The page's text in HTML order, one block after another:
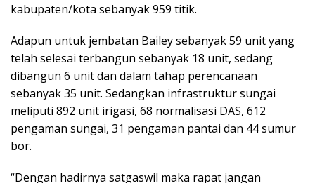
kabupaten/kota sebanyak 959 titik.
Adapun untuk jembatan Bailey sebanyak 59 unit yang
telah selesai terbangun sebanyak 18 unit, sedang
dibangun 6 unit dan dalam tahap perencanaan
sebanyak 35 unit. Sedangkan infrastruktur sungai
meliputi 892 unit irigasi, 68 normalisasi DAS, 612
pengaman sungai, 31 pengaman pantai dan 44 sumur
bor.
“Dengan hadirnya satgaswil maka rapat jangan